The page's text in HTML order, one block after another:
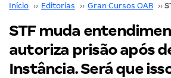
Início ›› Editorias ›› Gran Cursos OAB ››
STF muda
autoriza prisão após
Instância. Será que